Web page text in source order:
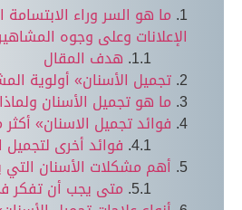
ما هو السر وراء الابتسامة
الإعلانات وعلى وجوه
هدف المقال
تجميل الأسنان» أولوية
ما هو تجميل الأسنان
فوائد تجميل الاسنان»
فوائد أخرى لتجميل
أهم مشكلات الأسنان التي
متى يجب أن تفكر